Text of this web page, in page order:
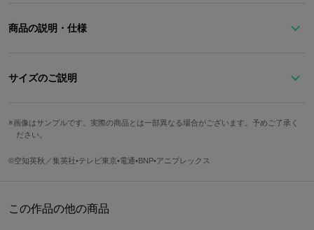
商品の説明・仕様
銀さんの服の着方をそのまま落とし込んだデザイン！
フラッシュを使った撮影の際はケースを外していただくか、フラッシュなしで
撮影することをおすすめします。
原産国／ 中国
サイズのご説明
Free
画像はサンプルです。実際の商品とは一部異なる場合がございます。予めご了承く
ださい。
©空知英秋／集英社•テレビ東京•電通•BNP•アニプレックス
この作品の他の商品